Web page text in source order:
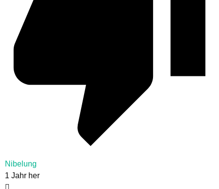
Nibelung
1 Jahr her